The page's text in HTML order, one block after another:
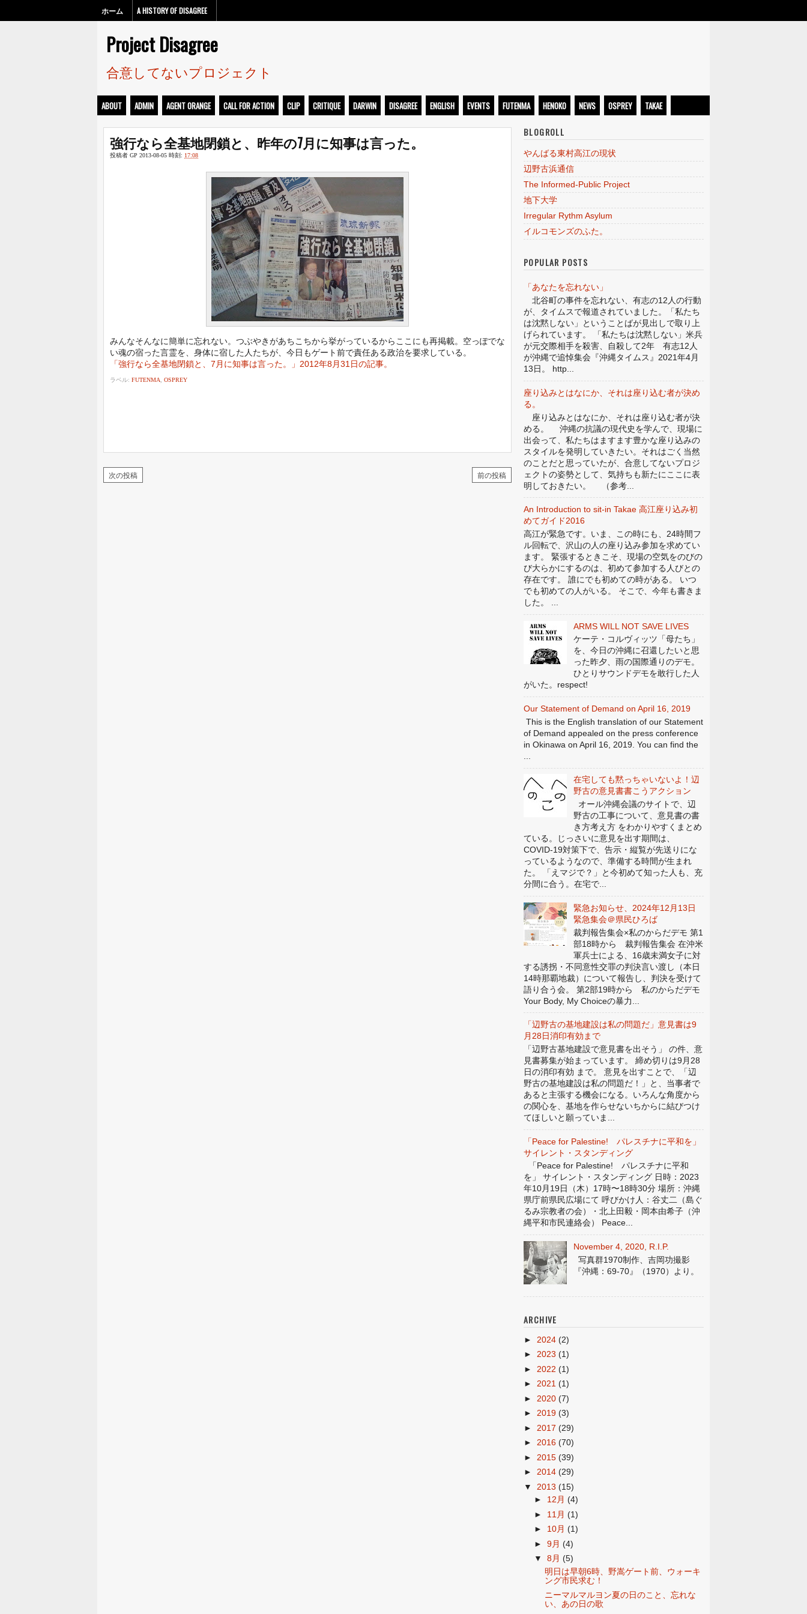
ホーム A HISTORY OF DISAGREE
Project Disagree
合意してないプロジェクト
ABOUT ADMIN AGENT ORANGE CALL FOR ACTION CLIP CRITIQUE DARWIN DISAGREE ENGLISH EVENTS FUTENMA HENOKO NEWS OSPREY TAKAE
強行なら全基地閉鎖と、昨年の7月に知事は言った。
投稿者 GP 2013-08-05 時刻: 17:08
みんなそんなに簡単に忘れない。つぶやきがあちこちから挙がっているからここにも再掲載。空っぽでな
い魂の宿った言霊を、身体に宿した人たちが、今日もゲート前で責任ある政治を要求している。
「強行なら全基地閉鎖と、7月に知事は言った。」2012年8月31日の記事。
ラベル: FUTENMA OSPREY
次の投稿 前の投稿
BLOGROLL
やんばる東村高江の現状
辺野古浜通信
The Informed-Public Project
地下大学
Irregular Rythm Asylum
イルコモンズのふた。
POPULAR POSTS
「あなたを忘れない」
北谷町の事件を忘れない、有志の12人の行動
が、タイムスで報道されていました。「私たち
は沈黙しない」ということばが見出しで取り上
げられています。 「私たちは沈黙しない」米兵
が元交際相手を殺害、自殺して2年 有志12人
が沖縄で追悼集会『沖縄タイムス』2021年4月
13日。 http...
座り込みとはなにか、それは座り込む者が決め
る。
座り込みとはなにか、それは座り込む者が決
める。 沖縄の抗議の現代史を学んで、現場に
出会って、私たちはますます豊かな座り込みの
スタイルを発明していきたい。それはごく当然
のことだと思っていたが、合意してないプロジ
ェクトの姿勢として、気持ちも新たにここに表
明しておきたい。 （参考...
An Introduction to sit-in Takae 高江座り込み初
めてガイド2016
高江が緊急です。いま、この時にも、24時間フ
ル回転で、沢山の人の座り込み参加を求めてい
ます。 緊張するときこそ、現場の空気をのびの
び大らかにするのは、初めて参加する人びとの
存在です。 誰にでも初めての時がある。 いつ
でも初めての人がいる。 そこで、今年も書きま
した。 ...
ARMS WILL NOT SAVE LIVES
ケーテ・コルヴィッツ「母たち」
を、今日の沖縄に召還したいと思
った昨夕、雨の国際通りのデモ。
ひとりサウンドデモを敢行した人
がいた。respect!
Our Statement of Demand on April 16, 2019
This is the English translation of our Statement
of Demand appealed on the press conference
in Okinawa on April 16, 2019. You can find the
在宅しても黙っちゃいないよ！辺
野古の意見書書こうアクション
オール沖縄会議のサイトで、辺
野古の工事について、意見書の書
き方考え方 をわかりやすくまとめ
ている。じっさいに意見を出す期間は、
COVID-19対策下で、告示・縦覧が先送りにな
っているようなので、準備する時間が生まれ
た。 「えマジで？」と今初めて知った人も、充
分間に合う。在宅で...
緊急お知らせ、2024年12月13日
緊急集会＠県民ひろば
裁判報告集会×私のからだデモ 第1
部18時から 裁判報告集会 在沖米
軍兵士による、16歳未満女子に対
する誘拐・不同意性交罪の判決言い渡し（本日
14時那覇地裁）について報告し、判決を受けて
語り合う会。 第2部19時から 私のからだデモ
Your Body, My Choiceの暴力...
「辺野古の基地建設は私の問題だ」意見書は9
月28日消印有効まで
「辺野古基地建設で意見書を出そう」 の件、意
見書募集が始まっています。 締め切りは9月28
日の消印有効 まで。 意見を出すことで、「辺
野古の基地建設は私の問題だ！」と、当事者で
あると主張する機会になる。いろんな角度から
の関心を、基地を作らせないちからに結びつけ
てほしいと願っていま...
「Peace for Palestine! パレスチナに平和を」
サイレント・スタンディング
「Peace for Palestine! パレスチナに平和
を」 サイレント・スタンディング 日時：2023
年10月19日（木）17時〜18時30分 場所：沖縄
県庁前県民広場にて 呼びかけ人：谷丈二（島ぐ
るみ宗教者の会）・北上田毅・岡本由希子（沖
縄平和市民連絡会） Peace...
November 4, 2020, R.I.P.
写真群1970制作、吉岡功撮影
『沖縄：69-70』（1970）より。
ARCHIVE
► 2024 (2)
► 2023 (1)
► 2022 (1)
► 2021 (1)
► 2020 (7)
► 2019 (3)
► 2017 (29)
► 2016 (70)
► 2015 (39)
► 2014 (29)
▼
2013 (15)
► 12月 (4)
► 11月 (1)
► 10月 (1)
► 9月 (4)
▼
8月 (5)
明日は早朝6時、野嵩ゲート前、ウォーキ
ング市民求む！
ニーマルマルヨン夏の日のこと、忘れな
い、あの日の歌